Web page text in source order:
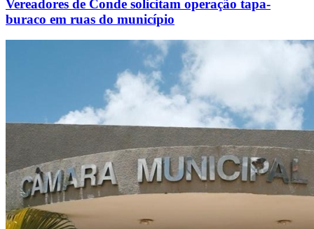
Vereadores de Conde solicitam operação tapa-
buraco em ruas do município